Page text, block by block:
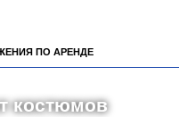
ПО АРЕНДЕ
костюмов